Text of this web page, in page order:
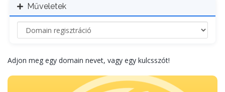
Műveletek
Adjon meg egy domain nevet, vagy egy kulcsszót!